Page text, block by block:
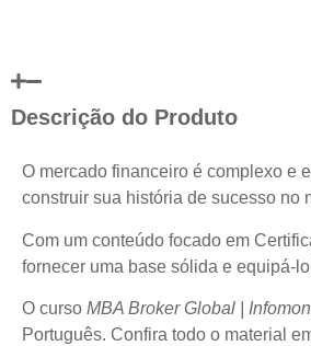
Descrição do Produto
O mercado financeiro é complexo e
construir sua história de sucesso no
Com um conteúdo focado em
fornecer uma base sólida e equipá-
O curso MBA Broker Global |
Português. Confira todo o material